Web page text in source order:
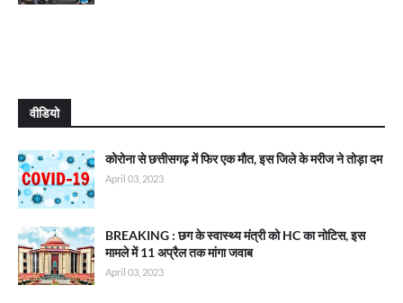
वीडियो
कोरोना से छत्तीसगढ़ में फिर एक मौत, इस जिले के मरीज ने तोड़ा दम
April 03, 2023
BREAKING : छग के स्वास्थ्य मंत्री को HC का नोटिस, इस
मामले में 11 अप्रैल तक मांगा जवाब
April 03, 2023